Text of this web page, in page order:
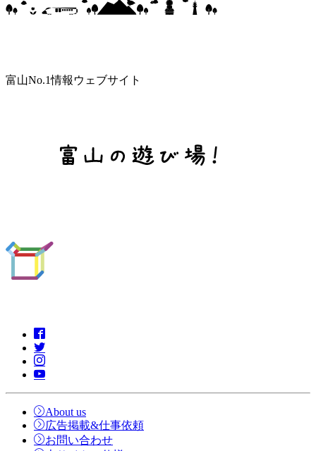
富山No.1情報ウェブサイト
About us
広告掲載&仕事依頼
お問い合わせ